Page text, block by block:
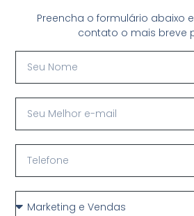
Preencha o formulário abaixo
contato o mais breve